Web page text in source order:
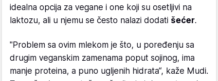
idealna opcija za vegane i one koji su osetljivi na
laktozu, ali u njemu se često nalazi dodati šećer.
"Problem sa ovim mlekom je što, u poređenju sa
drugim veganskim zamenama poput sojinog, ima
manje proteina, a puno ugljenih hidrata“, kaže Mudi.